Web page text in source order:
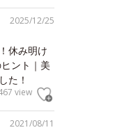
2025/12/25
休み明け
ント｜美
た！
view
2021/08/11